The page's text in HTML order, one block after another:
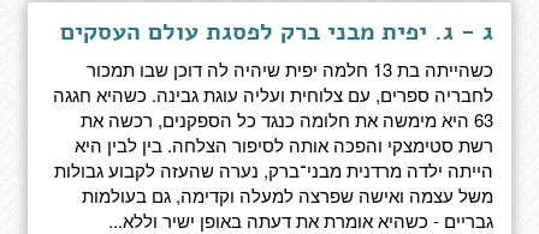
ג - ג. יפית מבני ברק לפסגת עולם העסקים
כשהייתה בת 13 חלמה יפית שיהיה לה דוכן שבו תמכור
לחבריה ספרים, עם צלוחית ועליה עוגת גבינה. כשהיא חגגה
63 היא מימשה את חלומה כנגד כל הספקנים, רכשה את
רשת סטימצקי והפכה אותה לסיפור הצלחה. בין לבין היא
הייתה ילדה מרדנית מבני־ברק, נערה שהעזה לקבוע גבולות
משל עצמה ואישה שפרצה למעלה וקדימה, גם בעולמות
גבריים - כשהיא אומרת את דעתה באופן ישיר וללא...